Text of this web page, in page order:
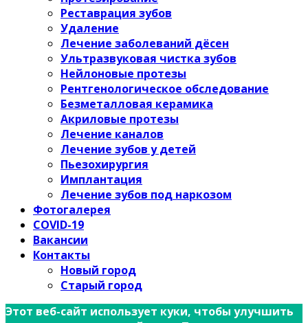
Реставрация зубов
Удаление
Лечение заболеваний дёсен
Ультразвуковая чистка зубов
Нейлоновые протезы
Рентгенологическое обследование
Безметалловая керамика
Акриловые протезы
Лечение каналов
Лечение зубов у детей
Пьезохирургия
Имплантация
Лечение зубов под наркозом
Фотогалерея
COVID-19
Вакансии
Контакты
Новый город
Старый город
Этот веб-сайт использует куки, чтобы улучшить